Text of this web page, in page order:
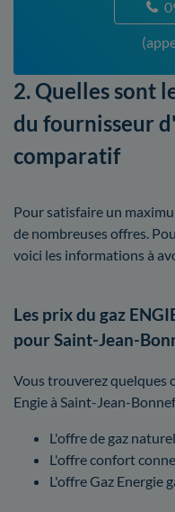
2. Quelles sont
du fournisseur
comparatif
Pour satisfaire un
de nombreuses offres.
voici les informations à
Les prix du gaz
pour Saint-Jean-
Vous trouverez quelques
Engie à Saint-Jean-
L'offre de gaz
L'offre confort
L'offre Gaz Energie